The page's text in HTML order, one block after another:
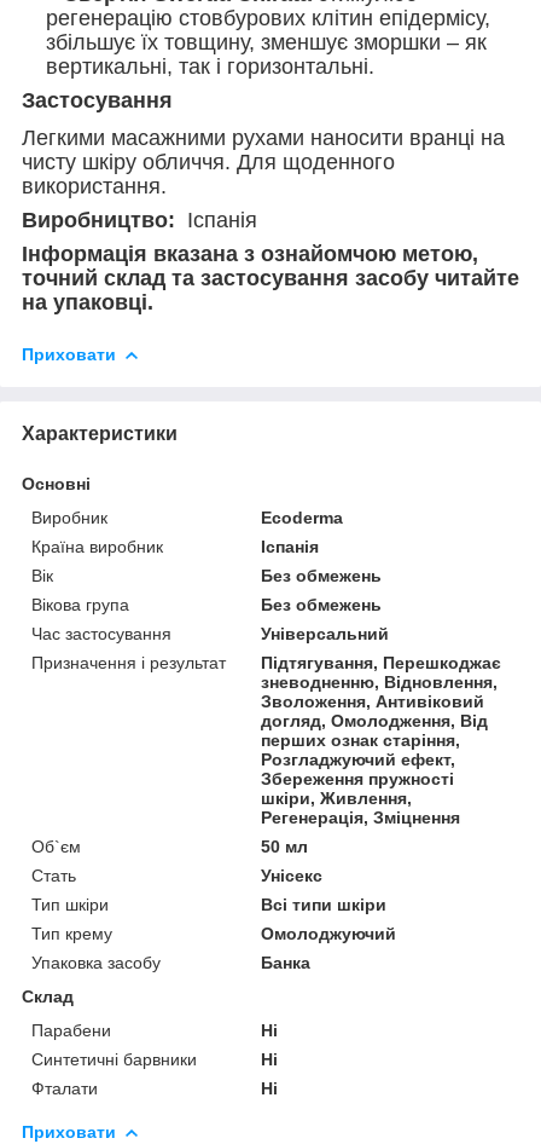
регенерацію стовбурових клітин епідермісу,
збільшує їх товщину, зменшує зморшки – як
вертикальні, так і горизонтальні.
Застосування
Легкими масажними рухами наносити вранці на
чисту шкіру обличчя. Для щоденного
використання.
Виробництво: Іспанія
Інформація вказана з ознайомчою метою,
точний склад та застосування засобу читайте
на упаковці.
Приховати
Характеристики
Основні
Виробник
Ecoderma
Країна виробник
Іспанія
Вік
Без обмежень
Вікова група
Без обмежень
Час застосування
Універсальний
Призначення і результат
Підтягування, Перешкоджає
зневодненню, Відновлення,
Зволоження, Антивіковий
догляд, Омолодження, Від
перших ознак старіння,
Розгладжуючий ефект,
Збереження пружності
шкіри, Живлення,
Регенерація, Зміцнення
Об`єм
50 мл
Стать
Унісекс
Тип шкіри
Всі типи шкіри
Тип крему
Омолоджуючий
Упаковка засобу
Банка
Склад
Парабени
Ні
Синтетичні барвники
Ні
Фталати
Ні
Приховати